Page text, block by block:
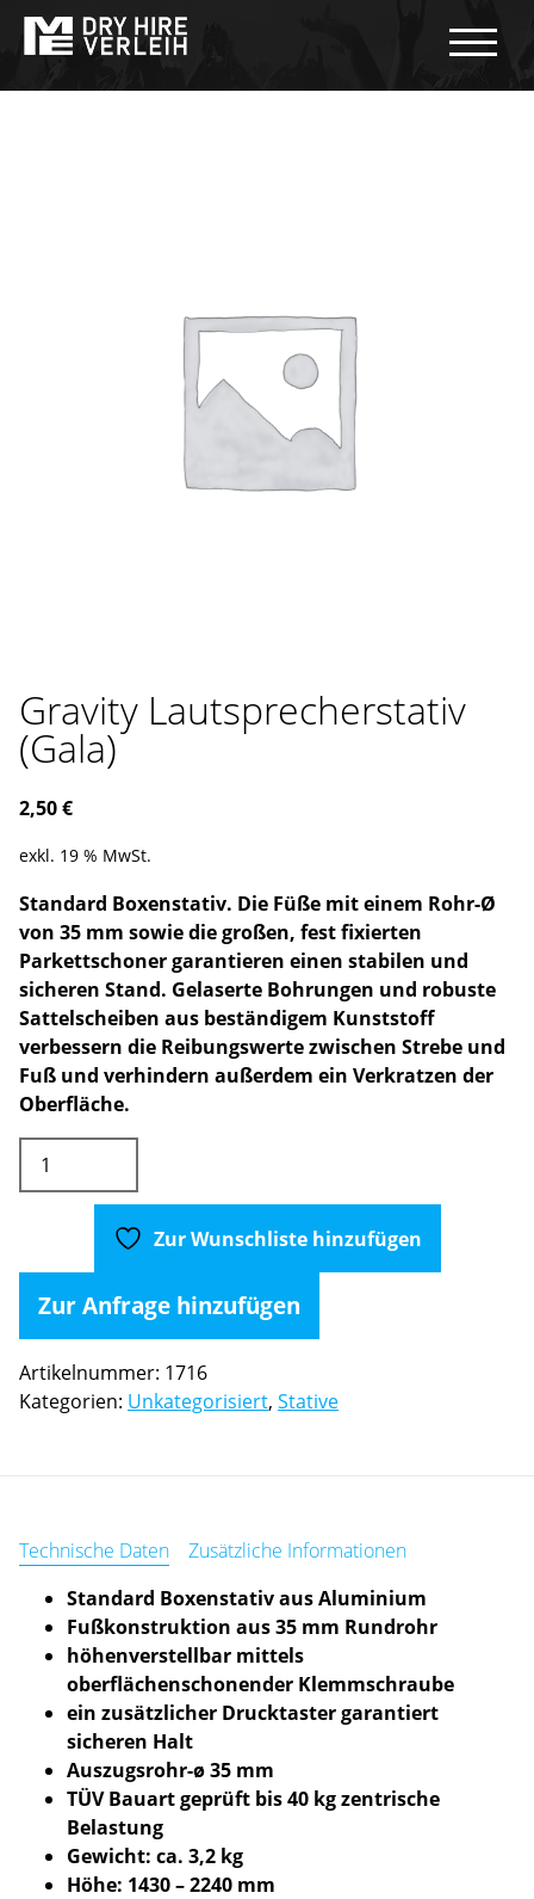
Gravity Lautsprecherstativ
(Gala)
2,50€
exkl. 19 % MwSt.
Standard Boxenstativ. Die Füße mit einem Rohr-Ø
von 35 mm sowie die großen, fest fixierten
Parkettschoner garantieren einen stabilen und
sicheren Stand. Gelaserte Bohrungen und robuste
Sattelscheiben aus beständigem Kunststoff
verbessern die Reibungswerte zwischen Strebe und
Fuß und verhindern außerdem ein Verkratzen der
Oberfläche.
Lautsprecherstativ
Zur Wunschliste hinzufügen
Zur Anfrage hinzufügen
Artikelnummer: 1716
Kategorien: Unkategorisiert, Stative
Technische Daten
Zusätzliche Informationen
Standard Boxenstativ aus Aluminium
Fußkonstruktion aus 35 mm Rundrohr
höhenverstellbar mittels
oberflächenschonender Klemmschraube
ein zusätzlicher Drucktaster garantiert
sicheren Halt
Auszugsrohr-ø 35 mm
TÜV Bauart geprüft bis 40 kg zentrische
Belastung
Gewicht: ca. 3,2 kg
Höhe: 1430 – 2240 mm